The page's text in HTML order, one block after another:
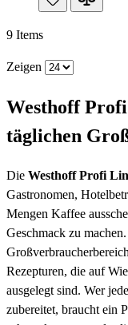
9 Items
Zeigen
Westhoff
täglichen
Die Westhoff Profi
Gastronomen,
Mengen Kaffee
Geschmack zu
Rezepturen, die auf
ausgelegt sind. Wer
zubereitet, braucht ein